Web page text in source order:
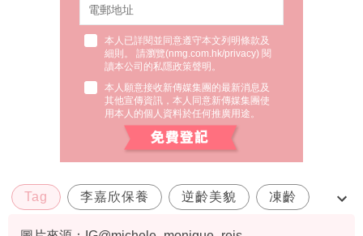
本人已詳閱並同意遵守本文列明條款及
細則。 請瀏覽(nmg.com.hk/privacy) 閱
讀本公司的私隱政策聲明。
本人願意接收新傳媒集團的最新消息及
其他宣傳資訊，本人同意新傳媒集團使
用本人的個人資料於任何推廣用途。
Tag 李嘉欣保養 逆齡美貌 凍齡
美魔女